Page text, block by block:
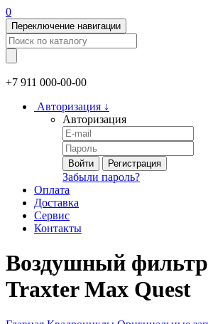
0
Переключение навигации
+7 911 000-00-00
Авторизация ↓
Авторизация
Войти Регистрация
Забыли пароль?
Оплата
Доставка
Сервис
Контакты
Воздушный
Traxter Max Quest